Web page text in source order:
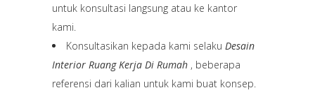
untuk konsultasi langsung atau ke kantor
kami.
Konsultasikan kepada kami selaku Desain
Interior Ruang Kerja Di Rumah , beberapa
referensi dari kalian untuk kami buat konsep.